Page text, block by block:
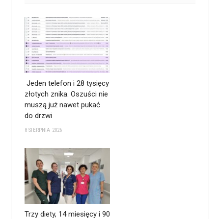
Jeden telefon i 28 tysięcy
złotych znika. Oszuści nie
muszą już nawet pukać
do drzwi
8 SIERPNIA 2026
Trzy diety, 14 miesięcy i 90